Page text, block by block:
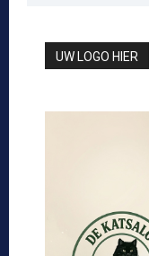
UW LOGO HIER